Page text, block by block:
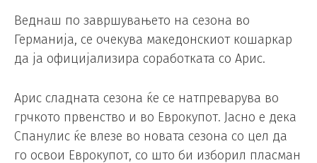
Веднаш по завршувањето на сезона во
Германија, се очекува македонскиот кошаркар
да ја официјализира соработката со Арис.
Арис сладната сезона ќе се натпреварува во
грчкото првенство и во Еврокупот. Јасно е дека
Спанулис ќе влезе во новата сезона со цел да
го освои Еврокупот, со што би изборил пласман